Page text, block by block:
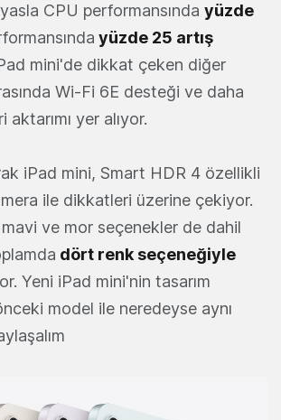
CPU performansında yüzde
yüzde 25 artış
mini'de dikkat çeken diğer
Wi-Fi 6E desteği ve daha
aktarımı yer alıyor.
iPad mini, Smart HDR 4 özellikli
ile dikkatleri üzerine çekiyor.
ve mor seçenekler de dahil
dört renk seçeneğiyle
Yeni iPad mini'nin tasarım
model ile neredeyse aynı